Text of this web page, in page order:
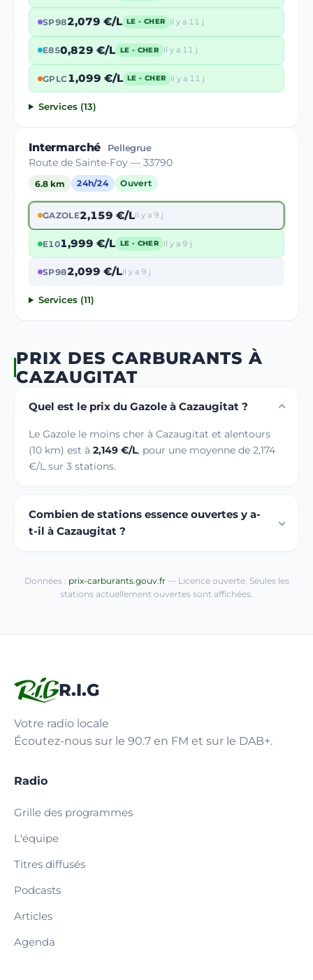
SP982,079 €/L LE - CHER il y a 11 j
E850,829 €/L LE - CHER il y a 11 j
GPLC1,099 €/L LE - CHER il y a 11 j
Services (13)
Intermarché Pellegrue
Route de Sainte-Foy — 33790
6.8 km 24h/24 Ouvert
GAZOLE2,159 €/Lil y a 9 j
E101,999 €/L LE - CHER il y a 9 j
SP982,099 €/Lil y a 9 j
Services (11)
PRIX DES CARBURANTS À
CAZAUGITAT
Quel est le prix du Gazole à Cazaugitat ?
Le Gazole le moins cher à Cazaugitat et alentours
(10 km) est à 2,149 €/L, pour une moyenne de 2,174
€/L sur 3 stations.
Combien de stations essence ouvertes y a-
t-il à Cazaugitat ?
Données : prix-carburants.gouv.fr— Licence ouverte. Seules les
stations actuellement ouvertes sont affichées.
R.I.G
Votre radio locale
Écoutez-nous sur le 90.7 en FM et sur le DAB+.
Radio
Grille des programmes
L'équipe
Titres diffusés
Podcasts
Articles
Agenda